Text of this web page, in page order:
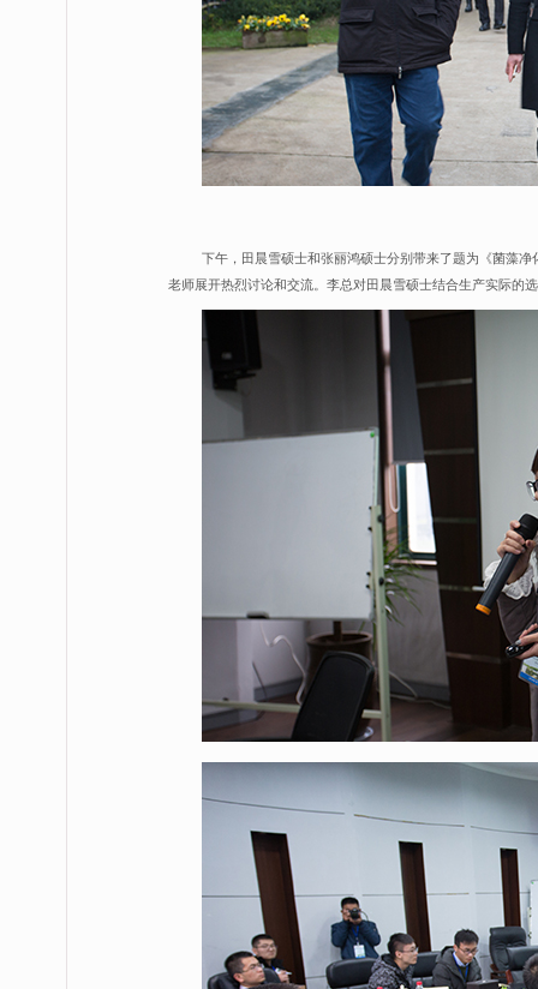
下午，田晨雪硕士和张丽鸿硕士分别带来了题为《菌藻
老师展开热烈讨论和交流。李总对田晨雪硕士结合生产实际的